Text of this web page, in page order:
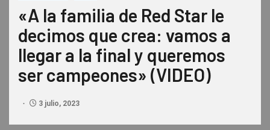
«A la familia de Red Star le
decimos que crea: vamos a
llegar a la final y queremos
ser campeones» (VIDEO)
3 julio, 2023